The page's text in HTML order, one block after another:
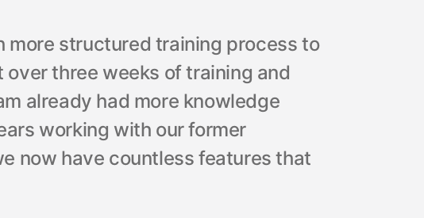
more structured training process to
three weeks of training and
already had more knowledge
working with our former
now have countless features that